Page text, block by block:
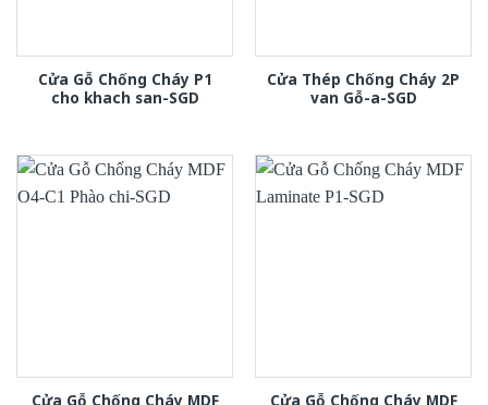
Cửa Gỗ Chống Cháy P1
cho khach san-SGD
Cửa Thép Chống Cháy 2P
van Gỗ-a-SGD
Cửa Gỗ Chống Cháy MDF
Cửa Gỗ Chống Cháy MDF